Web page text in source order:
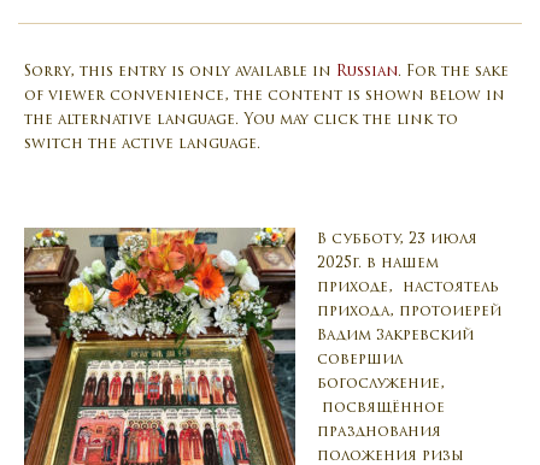
Sorry, this entry is only available in Russian. For the sake
of viewer convenience, the content is shown below in
the alternative language. You may click the link to
switch the active language.
В субботу, 23 июля
2025г. в нашем
приходе, настоятель
прихода, протоиерей
Вадим Закревский
совершил
богослужение,
посвящённое
празднования
положения ризы